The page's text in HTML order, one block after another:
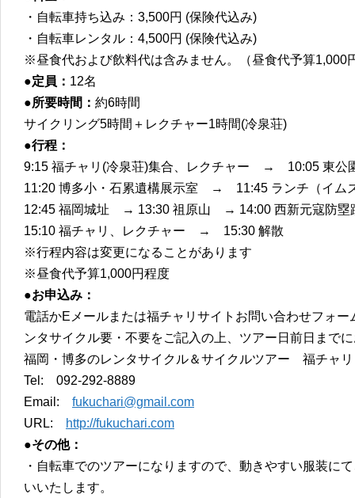
・自転車持ち込み：3,500円 (保険代込み)
・自転車レンタル：4,500円 (保険代込み)
※昼食代および飲料代は含みません。（昼食代予算1,000
●定員： 12名
●所要時間： 約6時間
サイクリング5時間＋レクチャー1時間(冷泉荘)
●行程：
9:15 福チャリ(冷泉荘)集合、レクチャー → 10:05
11:20 博多小・石累遺構展示室 → 11:45 ランチ（イム
12:45 福岡城址 → 13:30 祖原山 → 14:00 西新元寇
15:10 福チャリ、レクチャー → 15:30 解散
※行程内容は変更になることがあります
※昼食代予算1,000円程度
●お申込み：
電話かEメールまたは福チャリサイトお問い合わせフォ
ンタサイクル要・不要をご記入の上、ツアー日前日まで
福岡・博多のレンタサイクル＆サイクルツアー 福チ
Tel: 092-292-8889
Email: fukuchari@gmail.com
URL:
http://fukuchari.com
●その他：
・自転車でのツアーになりますので、動きやすい服装に
いいたします。